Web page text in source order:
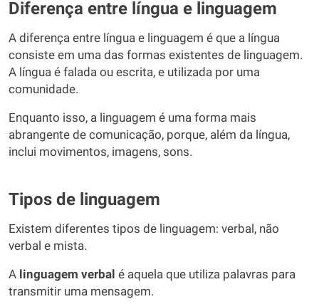
Diferença entre língua e linguagem
A diferença entre língua e linguagem é que a língua
consiste em uma das formas existentes de linguagem.
A língua é falada ou escrita, e utilizada por uma
comunidade.
Enquanto isso, a linguagem é uma forma mais
abrangente de comunicação, porque, além da língua,
inclui movimentos, imagens, sons.
Tipos de linguagem
Existem diferentes tipos de linguagem: verbal, não
verbal e mista.
A linguagem verbal é aquela que utiliza palavras para
transmitir uma mensagem.